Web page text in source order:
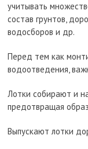
учитывать
состав грунтов,
водосборов и др.
Перед тем как
водоотведения,
Лотки собирают и
предотвращая
Выпускают лотки